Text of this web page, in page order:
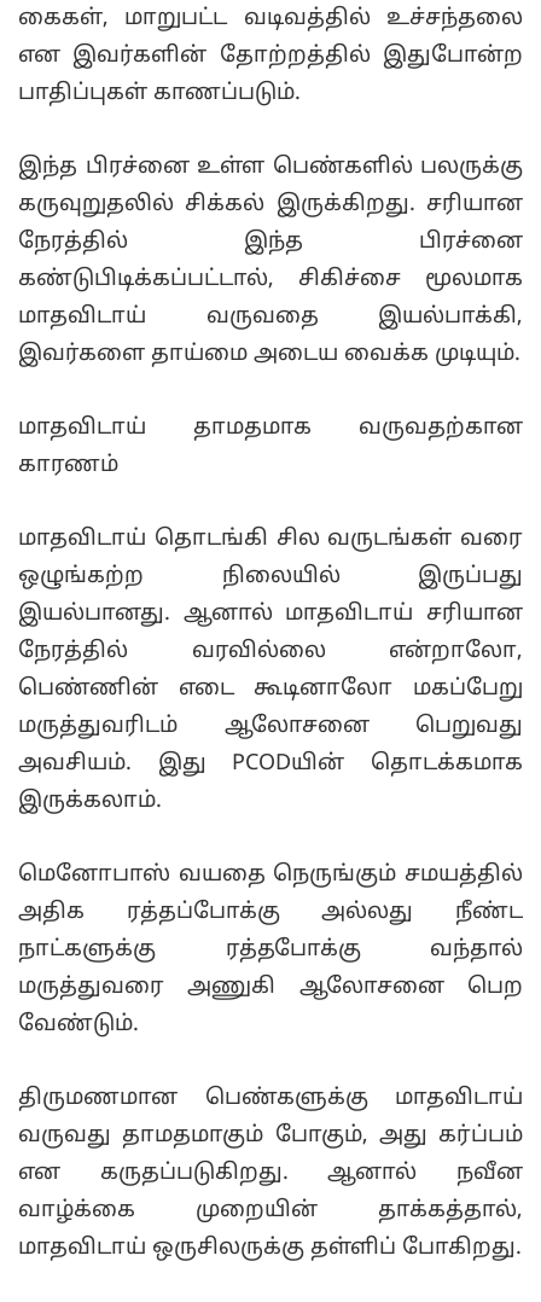
கைகள், மாறுபட்ட வடிவத்தில் உச்சந்தலை
என இவர்களின் தோற்றத்தில் இதுபோன்ற
பாதிப்புகள் காணப்படும்.
இந்த பிரச்னை உள்ள பெண்களில் பலருக்கு
கருவுறுதலில் சிக்கல் இருக்கிறது. சரியான
நேரத்தில் இந்த பிரச்னை
கண்டுபிடிக்கப்பட்டால், சிகிச்சை மூலமாக
மாதவிடாய் வருவதை இயல்பாக்கி,
இவர்களை தாய்மை அடைய வைக்க முடியும்.
மாதவிடாய் தாமதமாக வருவதற்கான
காரணம்
மாதவிடாய் தொடங்கி சில வருடங்கள் வரை
ஒழுங்கற்ற நிலையில் இருப்பது
இயல்பானது. ஆனால் மாதவிடாய் சரியான
நேரத்தில் வரவில்லை என்றாலோ,
பெண்ணின் எடை கூடினாலோ மகப்பேறு
மருத்துவரிடம் ஆலோசனை பெறுவது
அவசியம். இது PCODயின் தொடக்கமாக
இருக்கலாம்.
மெனோபாஸ் வயதை நெருங்கும் சமயத்தில்
அதிக ரத்தப்போக்கு அல்லது நீண்ட
நாட்களுக்கு ரத்தபோக்கு வந்தால்
மருத்துவரை அணுகி ஆலோசனை பெற
வேண்டும்.
திருமணமான பெண்களுக்கு மாதவிடாய்
வருவது தாமதமாகும் போகும், அது கர்ப்பம்
என கருதப்படுகிறது. ஆனால் நவீன
வாழ்க்கை முறையின் தாக்கத்தால்,
மாதவிடாய் ஒருசிலருக்கு தள்ளிப் போகிறது.